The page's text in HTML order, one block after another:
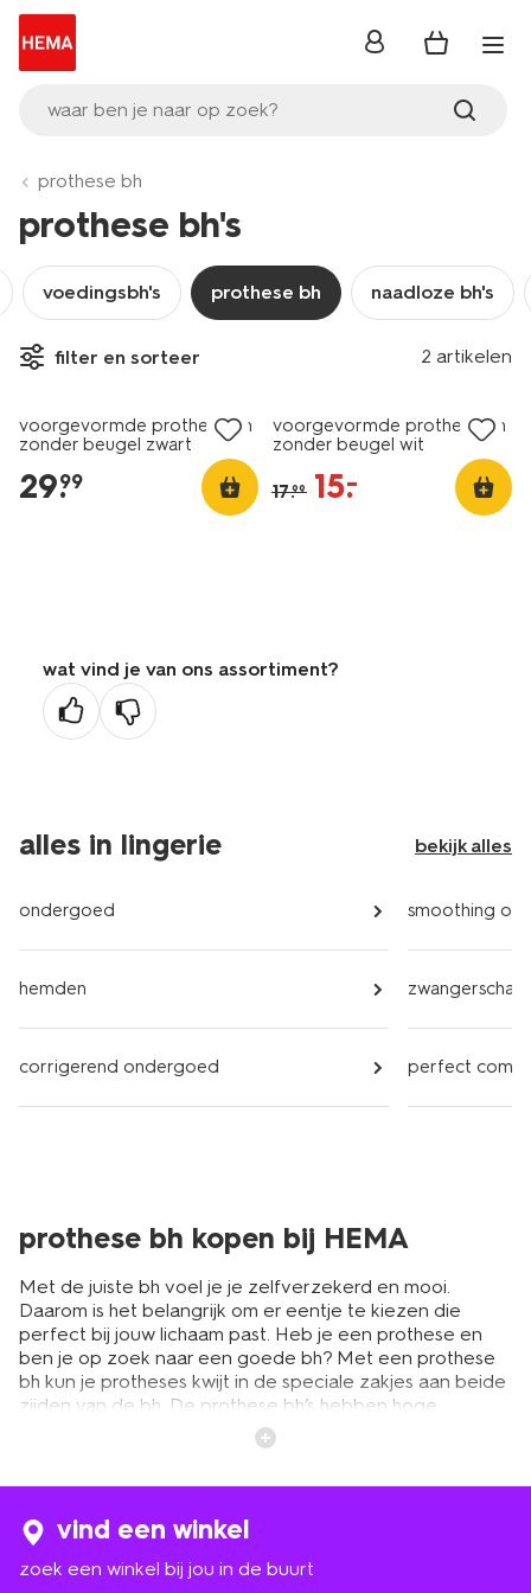
waar ben je naar op zoek?
inloggen
prothese bh
prothese bh's
voedingsbh's prothese bh naadloze bh's
filter en sorteer 2 artikelen
voorgevormde prothese bh
zonder beugel zwart
29.
99
voorgevormde prothese bh
zonder beugel wit
17.99 15.
–
wat vind je van ons assortiment?
alles in lingerie bekijk alles
ondergoed
hemden
corrigerend ondergoed
smoothing
perfect
prothese bh kopen bij HEMA
Met de juiste bh voel je je zelfverzekerd en mooi.
Daarom is het belangrijk om er eentje te kiezen die
perfect bij jouw lichaam past. Heb je een prothese en
ben je op zoek naar een goede bh? Met een prothese
bh kun je protheses kwijt in de speciale zakjes aan beide
zijden van de bh. De prothese bh’s hebben hoge
voorgevormde cups waardoor ze er goed in passen en
stevig op hun plek worden gehouden. Ze zijn gemaakt
doorgepast door echte pasmodellen van Pink Ribbon en
HEMA. Wil je meer weten over de samenwerking tussen
HEMA en Pink Ribbon? Neem een kijkje op deze pagina
vind een winkel
zoek een winkel bij jou in de buurt